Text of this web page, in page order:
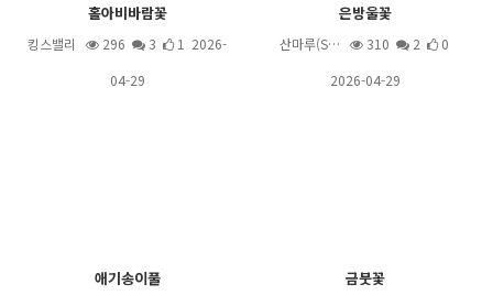
홀아비바람꽃
킹스밸리 296 3
1 2026-
04-29
은방울꽃
산마루(S… 310 2
0
2026-04-29
애기송이풀 금붓꽃